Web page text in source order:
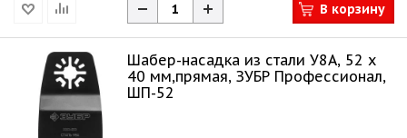
В корзину
Шабер-насадка из cтали У8А, 52 x
40 мм,прямая, ЗУБР Профессионал,
ШП-52